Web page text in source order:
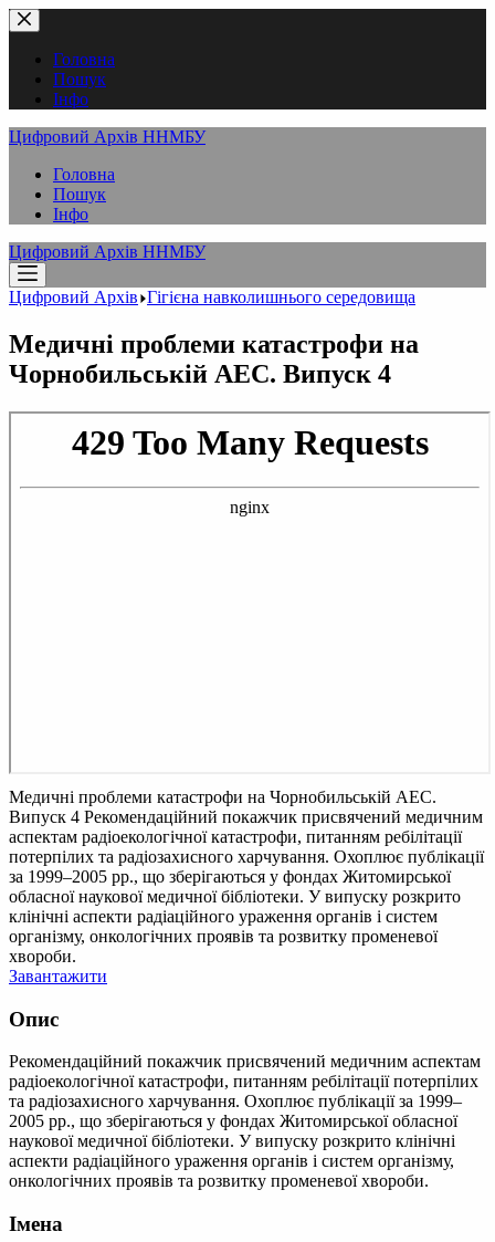
Перейти
до
вмістуГоловна
Пошук
Інфо
Цифровий Архів ННМБУ
Головна
Пошук
Інфо
Цифровий Архів ННМБУ
Цифровий Архів Гігієна навколишнього середовища
Медичні проблеми катастрофи на
Чорнобильській АЕС. Випуск 4
Медичні проблеми катастрофи на Чорнобильській АЕС.
Випуск 4 Рекомендаційний покажчик присвячений медичним
аспектам радіоекологічної катастрофи, питанням ребілітації
потерпілих та радіозахисного харчування. Охоплює публікації
за 1999–2005 рр., що зберігаються у фондах Житомирської
обласної наукової медичної бібліотеки. У випуску розкрито
клінічні аспекти радіаційного ураження органів і систем
організму, онкологічних проявів та розвитку променевої
хвороби.
Завантажити
Опис
Рекомендаційний покажчик присвячений медичним аспектам
радіоекологічної катастрофи, питанням ребілітації потерпілих
та радіозахисного харчування. Охоплює публікації за 1999–
2005 рр., що зберігаються у фондах Житомирської обласної
наукової медичної бібліотеки. У випуску розкрито клінічні
аспекти радіаційного ураження органів і систем організму,
онкологічних проявів та розвитку променевої хвороби.
Імена